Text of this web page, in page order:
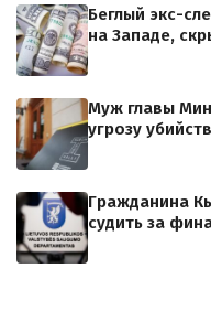
Беглый экс-
на Западе,
Муж главы
угрозу
Гражданина
судить за